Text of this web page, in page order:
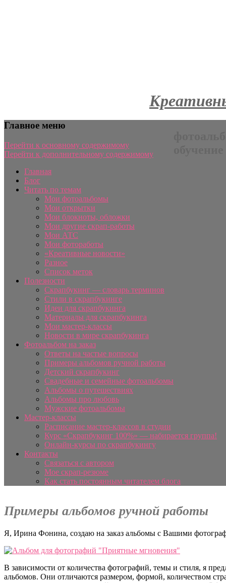
Главное меню
Перейти к основному содержимому
Перейти к дополнительному содержимому
Главная
Блог
Читать по темам
Мои фотоальбомы
Мои открытки
Мои блокноты, обложки
Мои другие скрап-работы
Мои АТС
Мои фотоработы
«Креативные новости»
Разное
Список меток
Полезности
Скрапбукинг — словарь терминов
Стили в скрапбукинге
Идеи для скрапбукинга
Материалы для скрапбукинга
Мои мастер-классы
Новости в мире скрапбукинга
Фотоальбом на заказ
Ответы на частые вопросы
Примеры альбомов ручной работы
Детский скрапбукинг
Свадебные и семейные фотоальбомы
Альбомы о путешествиях
Альбомы про любовь
Мужские фотоальбомы
Мастер-классы
Расписание мастер-классов в студии
Курс «Скрапбукинг 100%» — набирается группа!
Онлайн-курсы по скрапбукингу
Контакты
Связаться с автором
Мое скрап-резюме
Как стать постоянным читателем блога
Примеры альбомов ручной работы
Я, Ирина Фонина, создаю на заказ альбомы с Вашими
В зависимости от количества фотографий, темы и стиля, я
альбомов. Они отличаются размером, формой, количеством